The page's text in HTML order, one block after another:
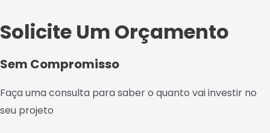
Solicite Um Orçamento
Sem Compromisso
Faça uma consulta para saber o quanto vai investir no
seu projeto